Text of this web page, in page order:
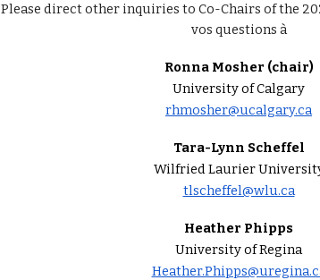
Please direct other inquiries to Co-Chairs of the
vos questions à
Ronna Mosher (chair)
University of Calgary
rhmosher@ucalgary.ca
Tara-Lynn Scheffel
Wilfried Laurier
tlscheffel@wlu.ca
Heather Phipps
University of Regina